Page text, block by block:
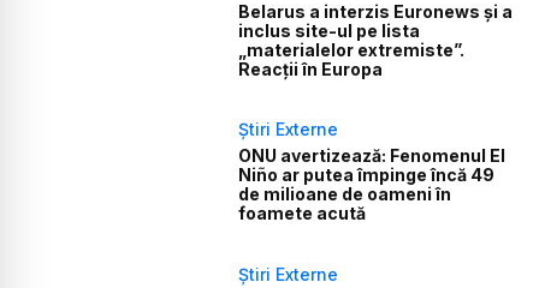
Belarus a interzis Euronews și a
inclus site-ul pe lista
„materialelor extremiste”.
Reacții în Europa
Știri Externe
ONU avertizează: Fenomenul El
Niño ar putea împinge încă 49
de milioane de oameni în
foamete acută
Știri Externe